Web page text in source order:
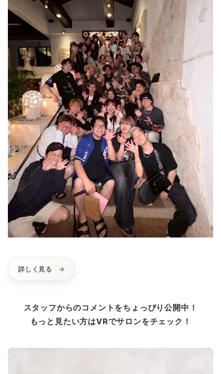
詳しく見る
スタッフからのコメントをちょっぴり公開中！
もっと見たい方はVRでサロンをチェック！